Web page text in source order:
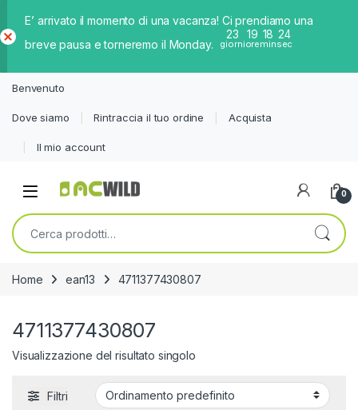
E’ arrivato il momento di una vacanza! Ci prendiamo una
breve pausa e torneremo il Monday.
23
giorni
19
ore
18
min
24
sec
iud
Benvenuto
Dove siamo Rintraccia il tuo ordine Acquista
Il mio account
0
Cerca:
Home ean13 4711377430807
4711377430807
Visualizzazione del risultato singolo
Filtri